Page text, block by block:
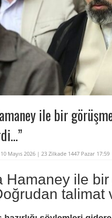
ile bir
10 Mayıs 2026 | 23 Zilkade 1447 Pazar 17:59
Hamaney ile bir
talimat